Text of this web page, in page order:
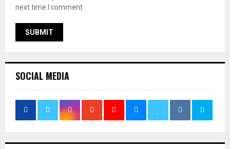
next time I comment.
SOCIAL MEDIA